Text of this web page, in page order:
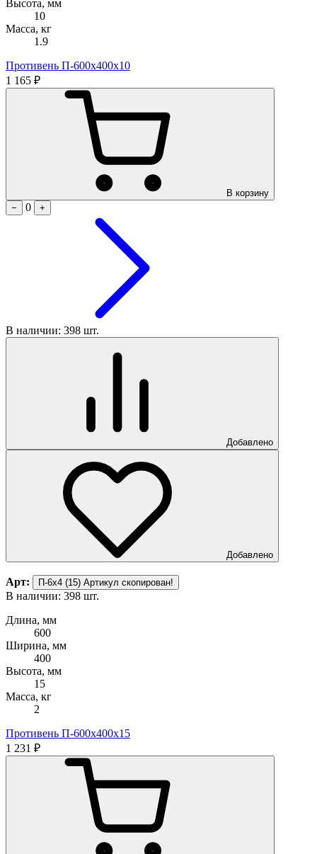
Высота, мм
10
Масса, кг
1.9
Противень П-600х400х10
1 165 ₽
В корзину
−
0 +
В наличии: 398 шт.
Добавлено
Добавлено
Арт: П-6х4 (15) Артикул скопирован!
В наличии: 398 шт.
Длина, мм
600
Ширина, мм
400
Высота, мм
15
Масса, кг
2
Противень П-600х400х15
1 231 ₽